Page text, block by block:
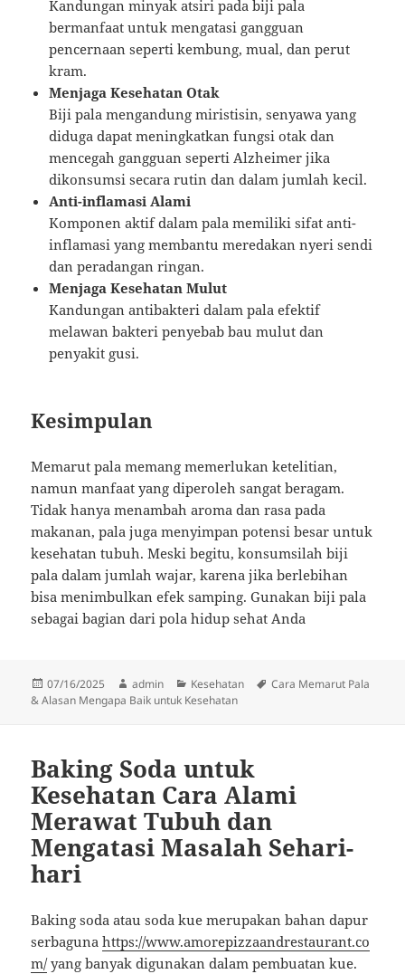
Kandungan minyak atsiri pada biji pala
bermanfaat untuk mengatasi gangguan
pencernaan seperti kembung, mual, dan perut
kram.
Menjaga Kesehatan Otak
Biji pala mengandung miristisin, senyawa yang
diduga dapat meningkatkan fungsi otak dan
mencegah gangguan seperti Alzheimer jika
dikonsumsi secara rutin dan dalam jumlah kecil.
Anti-inflamasi Alami
Komponen aktif dalam pala memiliki sifat anti-
inflamasi yang membantu meredakan nyeri sendi
dan peradangan ringan.
Menjaga Kesehatan Mulut
Kandungan antibakteri dalam pala efektif
melawan bakteri penyebab bau mulut dan
penyakit gusi.
Kesimpulan
Memarut pala memang memerlukan ketelitian,
namun manfaat yang diperoleh sangat beragam.
Tidak hanya menambah aroma dan rasa pada
makanan, pala juga menyimpan potensi besar untuk
kesehatan tubuh. Meski begitu, konsumsilah biji
pala dalam jumlah wajar, karena jika berlebihan
bisa menimbulkan efek samping. Gunakan biji pala
sebagai bagian dari pola hidup sehat Anda
Diposkan
pada
07/16/2025 Penulis
admin Kategori
Kesehatan Tag
Cara Memarut Pala
& Alasan Mengapa Baik untuk Kesehatan
Baking Soda untuk
Kesehatan Cara Alami
Merawat Tubuh dan
Mengatasi Masalah Sehari-
hari
Baking soda atau soda kue merupakan bahan dapur
serbagunahttps://www.amorepizzaandrestaurant.co
m/yang banyak digunakan dalam pembuatan kue.